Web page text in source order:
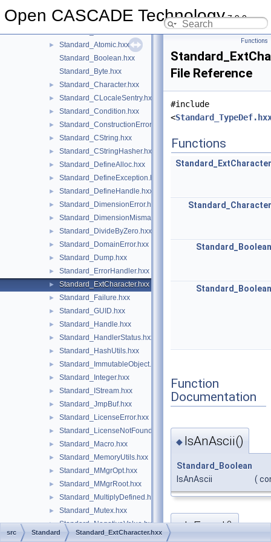
Open CASCADE Technology7.9.0
► Standard_ArrayStreamBuffer.hxx
►
Standard_Atomic.hxx
Standard_Boolean.hxx
Standard_Byte.hxx
► Standard_Character.hxx
► Standard_CLocaleSentry.hxx
► Standard_Condition.hxx
► Standard_ConstructionError.hxx
► Standard_CString.hxx
► Standard_CStringHasher.hxx
► Standard_DefineAlloc.hxx
► Standard_DefineException.hxx
► Standard_DefineHandle.hxx
► Standard_DimensionError.hxx
► Standard_DimensionMismatch.hxx
► Standard_DivideByZero.hxx
► Standard_DomainError.hxx
► Standard_Dump.hxx
► Standard_ErrorHandler.hxx
► Standard_ExtCharacter.hxx
► Standard_Failure.hxx
► Standard_GUID.hxx
► Standard_Handle.hxx
► Standard_HandlerStatus.hxx
► Standard_HashUtils.hxx
► Standard_ImmutableObject.hxx
► Standard_Integer.hxx
► Standard_IStream.hxx
► Standard_JmpBuf.hxx
► Standard_LicenseError.hxx
► Standard_LicenseNotFound.hxx
► Standard_Macro.hxx
► Standard_MemoryUtils.hxx
► Standard_MMgrOpt.hxx
► Standard_MMgrRoot.hxx
► Standard_MultiplyDefined.hxx
► Standard_Mutex.hxx
► Standard_NegativeValue.hxx
► Standard_NoMoreObject.hxx
Functions
File Reference
#include
<
Functions
Standard_ExtCharacter
Standard_Character
Standard_Boolean
Standard_Boolean
Function
Documentation
◆ IsAnAscii()
Standard_Boolean
IsAnAscii
(
IsEqual()
src Standard Standard_ExtCharacter.hxx